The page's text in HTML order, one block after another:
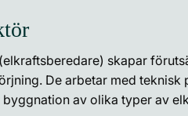
skapar
De arbetar med teknisk
av olika typer av